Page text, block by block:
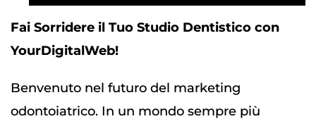
Fai Sorridere il Tuo Studio Dentistico con
YourDigitalWeb!
Benvenuto nel futuro del marketing
odontoiatrico. In un mondo sempre più